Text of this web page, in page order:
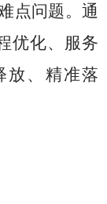
点问题。通
优化、服务
放、精准落